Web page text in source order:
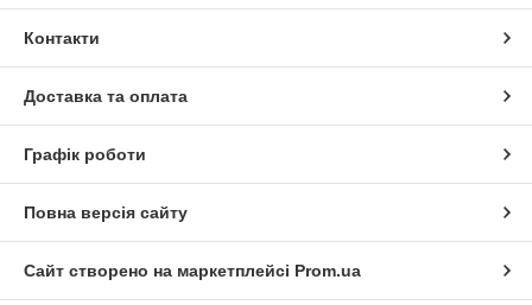
Контакти
Доставка та оплата
Графік роботи
Повна версія сайту
Сайт створено на маркетплейсі Prom.ua